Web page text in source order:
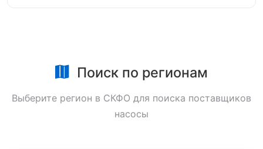
Поиск по регионам
Выберите регион в СКФО для поиска поставщиков
насосы